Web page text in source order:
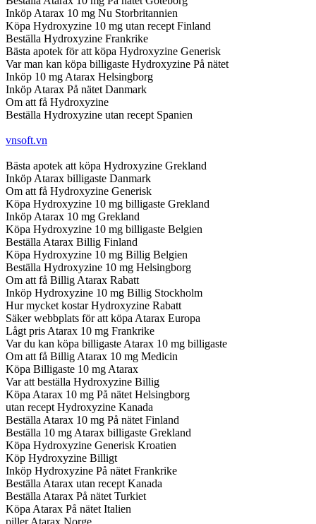
Inköp Atarax 10 mg Nu Storbritannien
Köpa Hydroxyzine 10 mg utan recept Finland
Beställa Hydroxyzine Frankrike
Bästa apotek för att köpa Hydroxyzine Generisk
Var man kan köpa billigaste Hydroxyzine På nätet
Inköp 10 mg Atarax Helsingborg
Inköp Atarax På nätet Danmark
Om att få Hydroxyzine
Beställa Hydroxyzine utan recept Spanien
vnsoft.vn
Bästa apotek att köpa Hydroxyzine Grekland
Inköp Atarax billigaste Danmark
Om att få Hydroxyzine Generisk
Köpa Hydroxyzine 10 mg billigaste Grekland
Inköp Atarax 10 mg Grekland
Köpa Hydroxyzine 10 mg billigaste Belgien
Beställa Atarax Billig Finland
Köpa Hydroxyzine 10 mg Billig Belgien
Beställa Hydroxyzine 10 mg Helsingborg
Om att få Billig Atarax Rabatt
Inköp Hydroxyzine 10 mg Billig Stockholm
Hur mycket kostar Hydroxyzine Rabatt
Säker webbplats för att köpa Atarax Europa
Lågt pris Atarax 10 mg Frankrike
Var du kan köpa billigaste Atarax 10 mg billigaste
Om att få Billig Atarax 10 mg Medicin
Köpa Billigaste 10 mg Atarax
Var att beställa Hydroxyzine Billig
Köpa Atarax 10 mg På nätet Helsingborg
utan recept Hydroxyzine Kanada
Beställa Atarax 10 mg På nätet Finland
Beställa 10 mg Atarax billigaste Grekland
Köpa Hydroxyzine Generisk Kroatien
Köp Hydroxyzine Billigt
Inköp Hydroxyzine På nätet Frankrike
Beställa Atarax utan recept Kanada
Beställa Atarax På nätet Turkiet
Köpa Atarax På nätet Italien
piller Atarax Norge